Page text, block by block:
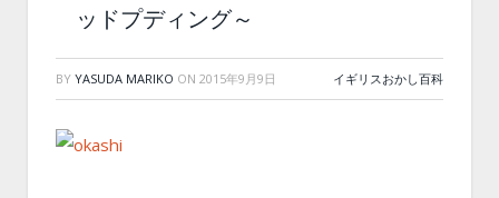
ッドプディング～
BY YASUDA MARIKO ON 2015年9月9日 イギリスおかし百科